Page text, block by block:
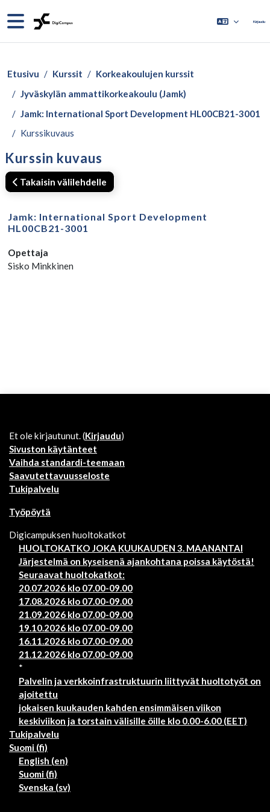
Sivupaneeli Kirjaudu
Etusivu Kurssit
Korkeakoulujen kurssit
Jyväskylän ammattikorkeakoulu (Jamk)
Jamk: International Sport Development HL00CB21-3001
Kurssikuvaus
Kurssin kuvaus
Takaisin välilehdelle
Jamk: International Sport Development
HL00CB21-3001
Opettaja
Sisko Minkkinen
Et ole kirjautunut. (Kirjaudu)
Sivuston käytänteet
Vaihda standardi-teemaan
Saavutettavuusseloste
Tukipalvelu
Työpöytä
Digicampuksen huoltokatkot
HUOLTOKATKO JOKA KUUKAUDEN 3. MAANANTAI
Järjestelmä on kyseisenä ajankohtana poissa käytöstä!
Seuraavat huoltokatkot:
20.07.2026 klo 07.00-09.00
17.08.2026 klo 07.00-09.00
21.09.2026 klo 07.00-09.00
19.10.2026 klo 07.00-09.00
16.11.2026 klo 07.00-09.00
21.12.2026 klo 07.00-09.00
*
Palvelin ja verkkoinfrastruktuurin liittyvät huoltotyöt on
ajoitettu
jokaisen kuukauden kahden ensimmäisen viikon
keskiviikon ja torstain välisille öille klo 0.00-6.00 (EET)
Tukipalvelu
Suomi ‎(fi)‎
English ‎(en)‎
Suomi ‎(fi)‎
Svenska ‎(sv)‎